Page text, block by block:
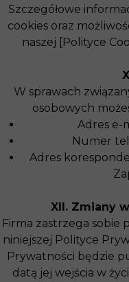
Szczegółowe
cookies oraz
naszej [Polityce
W sprawach
osobowych
Adres e-
Numer
Adres
XII. Zmiany
Firma zastrzega sobie
niniejszej Polityce
Prywatności będzie
datą jej wejścia w